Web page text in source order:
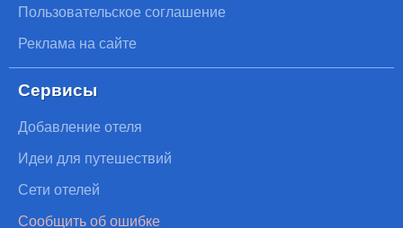
Пользовательское соглашение
Реклама на сайте
Сервисы
Добавление отеля
Идеи для путешествий
Сети отелей
Сообщить об ошибке